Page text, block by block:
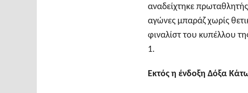
αναδείχτηκε
αγώνες μπαράζ χωρίς
φιναλίστ του κυπέλλου
1.
Εκτός η ένδοξη Δόξα